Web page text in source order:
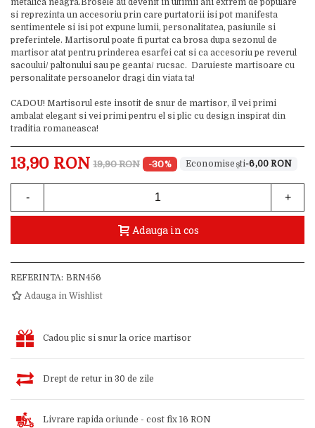
metalica neagra.Brosele au devenit in ultimii ani extrem de populare
si reprezinta un accesoriu prin care purtatorii isi pot manifesta
sentimentele si isi pot expune lumii, personalitatea, pasiunile si
preferintele. Martisorul poate fi purtat ca brosa dupa sezonul de
martisor atat pentru prinderea esarfei cat si ca accesoriu pe reverul
sacoului/ paltonului sau pe geanta/ rucsac. Daruieste martisoare cu
personalitate persoanelor dragi din viata ta!
CADOU! Martisorul este insotit de snur de martisor, il vei primi
ambalat elegant si vei primi pentru el si plic cu design inspirat din
traditia romaneasca!
13,90 RON 19,90 RON -30% -6,00 RON
- +
Adauga in cos
REFERINTA: BRN456
Adauga in Wishlist
Cadou plic si snur la orice martisor
Drept de retur in 30 de zile
Livrare rapida oriunde - cost fix 16 RON